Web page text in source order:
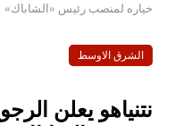
خياره لمنصب رئيس «الشاباك»
الشرق الاوسط
نتنياهو يعلن